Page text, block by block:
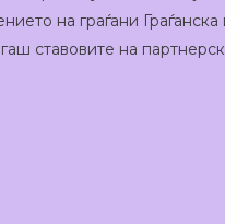
на граѓани
ставовите на